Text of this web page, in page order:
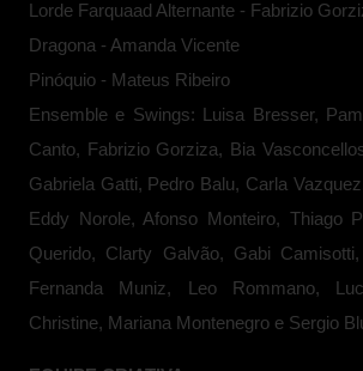
Lorde Farquaad Alternante - Fabrizio
Dragona - Amanda Vicente
Pinóquio - Mateus Ribeiro
Ensemble e Swings: Luisa Bresser,
Canto, Fabrizio Gorziza, Bia
Gabriela Gatti, Pedro Balu, Carla
Eddy Norole, Afonso Monteiro, Thiago
Querido, Clarty Galvão, Gabi
Fernanda Muniz, Leo Rommano,
Christine, Mariana Montenegro e Sergio